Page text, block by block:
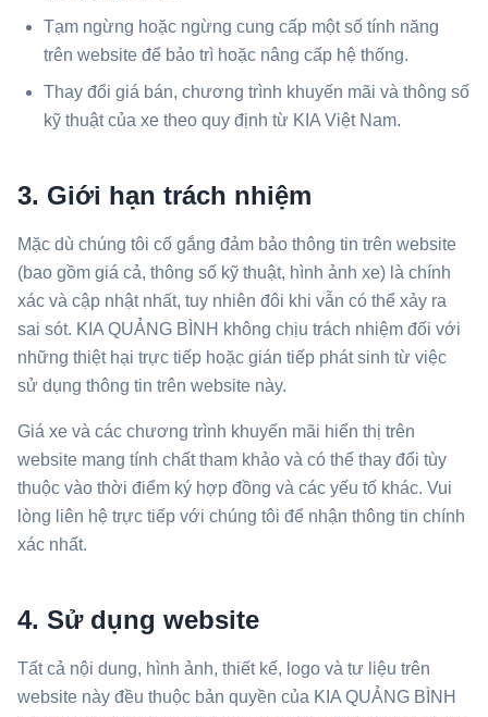
Tạm ngừng hoặc ngừng cung cấp một số tính năng
trên website để bảo trì hoặc nâng cấp hệ thống.
Thay đổi giá bán, chương trình khuyến mãi và thông số
kỹ thuật của xe theo quy định từ KIA Việt Nam.
3. Giới hạn trách nhiệm
Mặc dù chúng tôi cố gắng đảm bảo thông tin trên website
(bao gồm giá cả, thông số kỹ thuật, hình ảnh xe) là chính
xác và cập nhật nhất, tuy nhiên đôi khi vẫn có thể xảy ra
sai sót. KIA QUẢNG BÌNH không chịu trách nhiệm đối với
những thiệt hại trực tiếp hoặc gián tiếp phát sinh từ việc
sử dụng thông tin trên website này.
Giá xe và các chương trình khuyến mãi hiển thị trên
website mang tính chất tham khảo và có thể thay đổi tùy
thuộc vào thời điểm ký hợp đồng và các yếu tố khác. Vui
lòng liên hệ trực tiếp với chúng tôi để nhận thông tin chính
xác nhất.
4. Sử dụng website
Tất cả nội dung, hình ảnh, thiết kế, logo và tư liệu trên
website này đều thuộc bản quyền của KIA QUẢNG BÌNH